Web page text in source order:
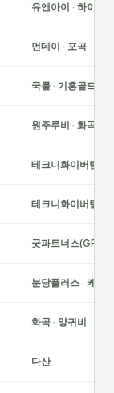
유앤아이 · 하이텐
먼데이 · 포곡
국룰 · 기흥골드
원주루비 · 화곡
테크니화이버팀
테크니화이버팀
굿파트너스(GPS)
분당플러스 · 케넥
화곡 · 양귀비
다산